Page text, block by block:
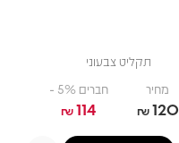
תקליט צבעוני
מחיר
120
₪
חברים 5% -
114
₪